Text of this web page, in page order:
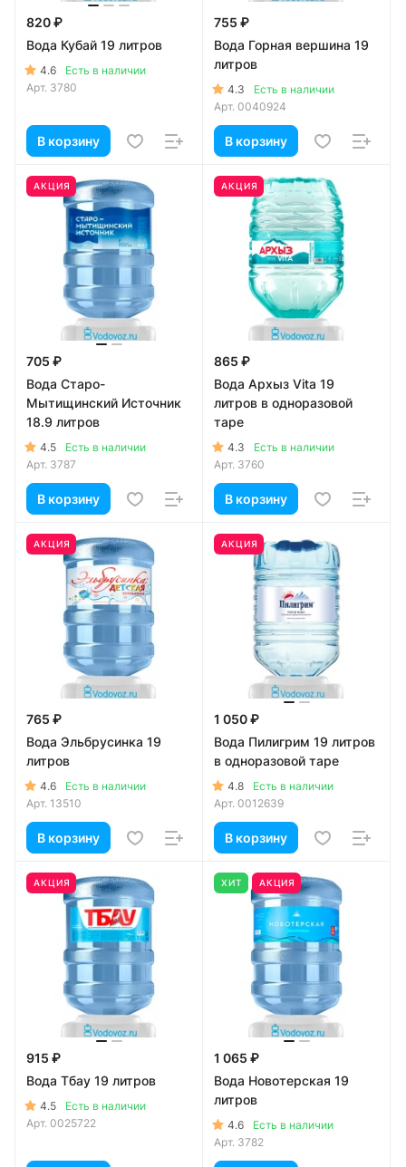
820 ₽
Вода Кубай 19 литров
4.6
Есть в наличии
Арт. 3780
В корзину
755 ₽
Вода Горная вершина 19
литров
4.3
Есть в наличии
Арт. 0040924
В корзину
АКЦИЯ
705 ₽
Вода Старо-
Мытищинский Источник
18.9 литров
4.5
Есть в наличии
Арт. 3787
В корзину
АКЦИЯ
865 ₽
Вода Архыз Vita 19
литров в одноразовой
таре
4.3
Есть в наличии
Арт. 3760
В корзину
АКЦИЯ
765 ₽
Вода Эльбрусинка 19
литров
4.6
Есть в наличии
Арт. 13510
В корзину
АКЦИЯ
1 050 ₽
Вода Пилигрим 19 литров
в одноразовой таре
4.8
Есть в наличии
Арт. 0012639
В корзину
АКЦИЯ
915 ₽
Вода Тбау 19 литров
4.5
Есть в наличии
Арт. 0025722
ХИТ АКЦИЯ
1 065 ₽
Вода Новотерская 19
литров
4.6
Есть в наличии
Арт. 3782